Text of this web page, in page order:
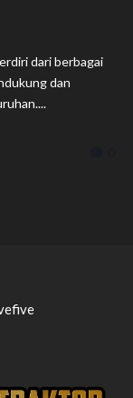
dari berbagai
dan